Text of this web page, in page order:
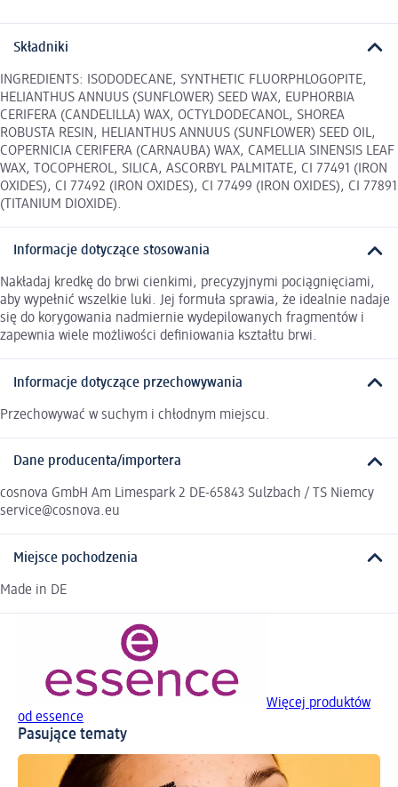
Składniki
INGREDIENTS: ISODODECANE, SYNTHETIC FLUORPHLOGOPITE,
HELIANTHUS ANNUUS (SUNFLOWER) SEED WAX, EUPHORBIA
CERIFERA (CANDELILLA) WAX, OCTYLDODECANOL, SHOREA
ROBUSTA RESIN, HELIANTHUS ANNUUS (SUNFLOWER) SEED OIL,
COPERNICIA CERIFERA (CARNAUBA) WAX, CAMELLIA SINENSIS LEAF
WAX, TOCOPHEROL, SILICA, ASCORBYL PALMITATE, CI 77491 (IRON
OXIDES), CI 77492 (IRON OXIDES), CI 77499 (IRON OXIDES), CI 77891
(TITANIUM DIOXIDE).
Informacje dotyczące stosowania
Nakładaj kredkę do brwi cienkimi, precyzyjnymi pociągnięciami,
aby wypełnić wszelkie luki. Jej formuła sprawia, że idealnie nadaje
się do korygowania nadmiernie wydepilowanych fragmentów i
zapewnia wiele możliwości definiowania kształtu brwi.
Informacje dotyczące przechowywania
Przechowywać w suchym i chłodnym miejscu.
Dane producenta/importera
cosnova GmbH Am Limespark 2 DE-65843 Sulzbach / TS Niemcy
service@cosnova.eu
Miejsce pochodzenia
Made in DE
Więcej produktów
od essence
Pasujące tematy